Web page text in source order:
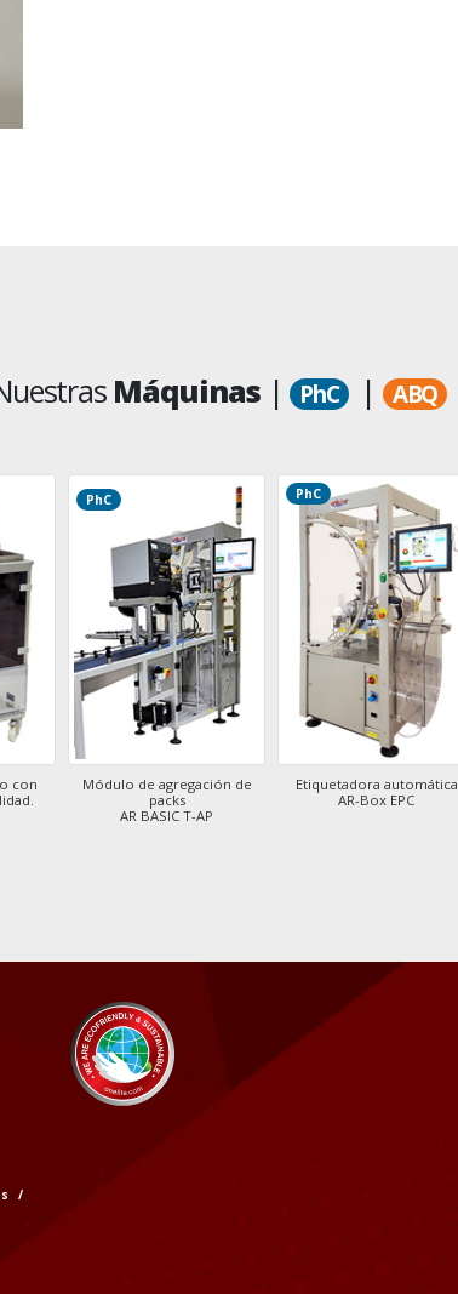
Máquinas | PhC | ABQ
con
PhC
Módulo de agregación de
packs
AR BASIC T-AP
PhC
Etiquetadora automática
AR-Box EPC
/